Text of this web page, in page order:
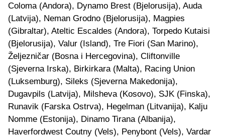
Coloma (Andora), Dynamo Brest (Bjelorusija), Auda
(Latvija), Neman Grodno (Bjelorusija), Magpies
(Gibraltar), Ateltic Escaldes (Andora), Torpedo Kutaisi
(Bjelorusija), Valur (Island), Tre Fiori (San Marino),
Željezničar (Bosna i Hercegovina), Cliftonville
(Sjeverna Irska), Birkirkara (Malta), Racing Union
(Luksemburg), Sileks (Sjeverna Makedonija),
Dugavpils (Latvija), Milsheva (Kosovo), SJK (Finska),
Runavik (Farska Ostrva), Hegelman (Litvanija), Kalju
Nomme (Estonija), Dinamo Tirana (Albanija),
Haverfordwest Coutny (Vels), Penybont (Vels), Vardar